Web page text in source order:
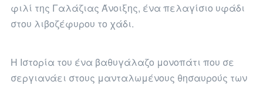
φιλί της Γαλάζιας Άνοιξης, ένα πελαγίσιο υφάδι
στου λιβοζέφυρου το χάδι.
Η Ιστορία του ένα βαθυγάλαζο μονοπάτι που σε
σεργιανάει στους μανταλωμένους θησαυρούς των